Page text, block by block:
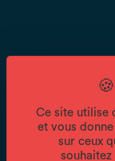
Ce site utilise
et vous
sur ceux